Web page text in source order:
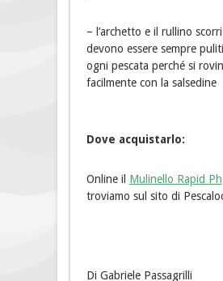
– l’archetto e il rullino
devono essere sempre
ogni pescata perché si
facilmente con la salsedine
Dove acquistarlo:
Online il Mulinello Rapid Ph
troviamo sul sito di
Di Gabriele Passagrilli